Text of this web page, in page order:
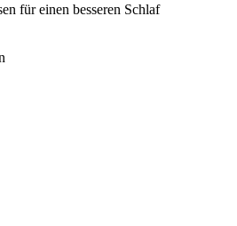
für einen besseren Schlaf